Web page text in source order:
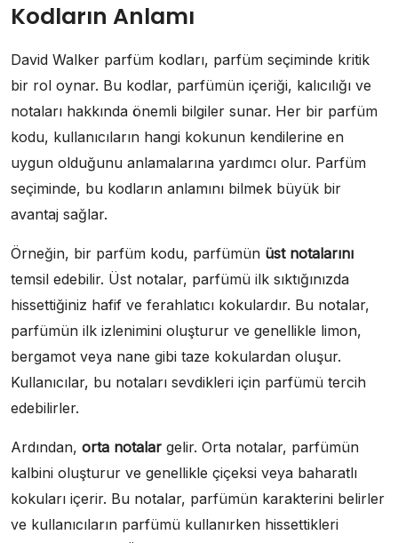
Kodların Anlamı
David Walker parfüm kodları, parfüm seçiminde kritik
bir rol oynar. Bu kodlar, parfümün içeriği, kalıcılığı ve
notaları hakkında önemli bilgiler sunar. Her bir parfüm
kodu, kullanıcıların hangi kokunun kendilerine en
uygun olduğunu anlamalarına yardımcı olur. Parfüm
seçiminde, bu kodların anlamını bilmek büyük bir
avantaj sağlar.
Örneğin, bir parfüm kodu, parfümün üst notalarını
temsil edebilir. Üst notalar, parfümü ilk sıktığınızda
hissettiğiniz hafif ve ferahlatıcı kokulardır. Bu notalar,
parfümün ilk izlenimini oluşturur ve genellikle limon,
bergamot veya nane gibi taze kokulardan oluşur.
Kullanıcılar, bu notaları sevdikleri için parfümü tercih
edebilirler.
Ardından, orta notalar gelir. Orta notalar, parfümün
kalbini oluşturur ve genellikle çiçeksi veya baharatlı
kokuları içerir. Bu notalar, parfümün karakterini belirler
ve kullanıcıların parfümü kullanırken hissettikleri